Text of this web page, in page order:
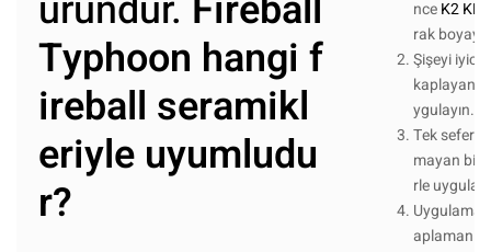
Typhoon hangi f
ireball seramikl
eriyle uyumludu
r?
nceK2
rak boyayı
Şişeyi
kaplayan
ygulayın.
Tek
mayan bir
rle
Uygulama
aplamanın